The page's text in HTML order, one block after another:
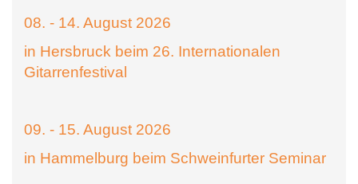
08. - 14. August 2026
in Hersbruck beim 26. Internationalen
Gitarrenfestival
09. - 15. August 2026
in Hammelburg beim Schweinfurter Seminar